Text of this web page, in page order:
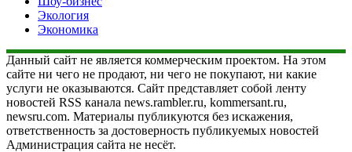
Экология
Экономика
Данный сайт не является коммерческим проектом. На этом
сайте ни чего не продают, ни чего не покупают, ни какие
услуги не оказываются. Сайт представляет собой ленту
новостей RSS канала news.rambler.ru, kommersant.ru,
newsru.com. Материалы публикуются без искажения,
ответственность за достоверность публикуемых новостей
Администрация сайта не несёт.